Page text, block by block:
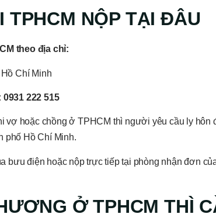
NỘP TẠI ĐÂU
theo địa chỉ:
Chí Minh
222 515
vợ hoặc chồng ở TPHCM thì người yêu cầu ly hôn
phố Hồ Chí Minh.
điện hoặc nộp trực tiếp tại phòng nhận đơn
Ở TPHCM THÌ